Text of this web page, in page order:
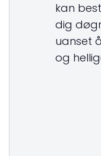
kan
dig
uanset
og